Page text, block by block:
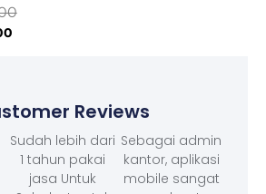
Reviews
Sudah lebih dari
1 tahun pakai
jasa Untuk
Sebagai admin
kantor, aplikasi
mobile sangat